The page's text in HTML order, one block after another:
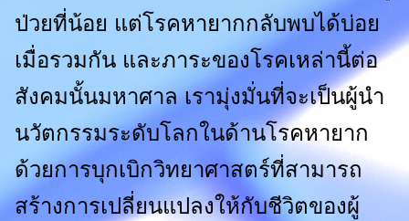
ป่วยที่น้อย แต่โรคหายากกลับพบได้บ่อย
เมื่อรวมกัน และภาระของโรคเหล่านี้ต่อ
สังคมนั้นมหาศาล ​เรามุ่งมั่นที่จะเป็นผู้นำ
นวัตกรรมระดับโลกในด้านโรคหายาก
ด้วยการบุกเบิกวิทยาศาสตร์ที่สามารถ
สร้างการเปลี่ยนแปลงให้กับชีวิตของผู้